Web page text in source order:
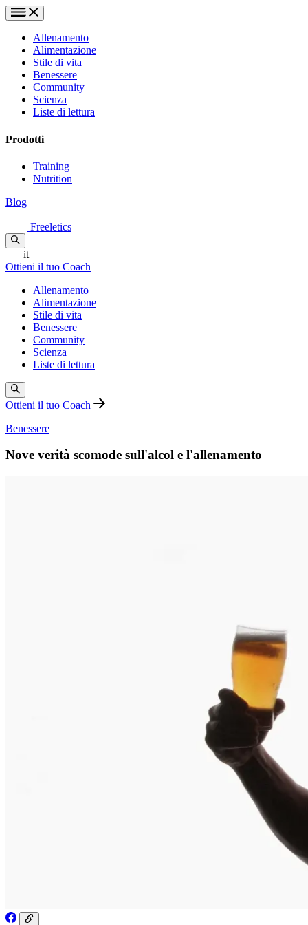
Allenamento
Alimentazione
Stile di vita
Benessere
Community
Scienza
Liste di lettura
Prodotti
Training
Nutrition
Blog
Freeletics
it
Ottieni il tuo Coach
Allenamento
Alimentazione
Stile di vita
Benessere
Community
Scienza
Liste di lettura
Ottieni il tuo Coach
Benessere
Nove verità scomode sull'alcol e l'allenamento